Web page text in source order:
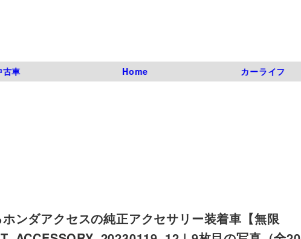
古車 Home カーライフ
ンダアクセスの純正アクセサリー装着車【無限